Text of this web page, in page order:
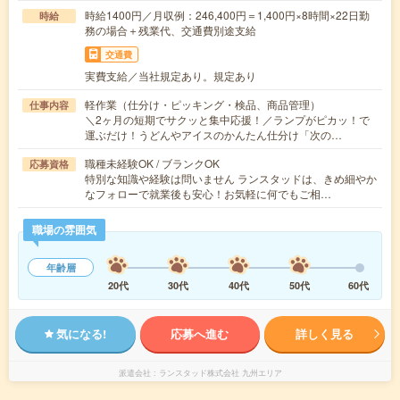
時給
時給1400円／月収例：246,400円＝1,400円×8時間×22日勤
務の場合＋残業代、交通費別途支給
交通費
実費支給／当社規定あり。規定あり
仕事内容
軽作業（仕分け・ピッキング・検品、商品管理）
＼2ヶ月の短期でサクッと集中応援！／ランプがピカッ！で
運ぶだけ！うどんやアイスのかんたん仕分け「次の…
応募資格
職種未経験OK / ブランクOK
特別な知識や経験は問いません ランスタッドは、きめ細やか
なフォローで就業後も安心！お気軽に何でもご相…
職場の雰囲気
年齢層
20代
30代 40代 50代 60代
気になる! 応募へ進む 詳しく見る
派遣会社 ランスタッド株式会社 九州エリア